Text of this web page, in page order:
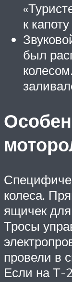
к капоту
был
колеса.
ящичек
Тросы
провели в
Если на Т-